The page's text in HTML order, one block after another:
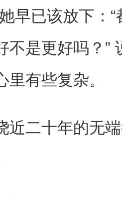
早已该放下：
不是更好吗？”
里有些复杂。
近二十年的无